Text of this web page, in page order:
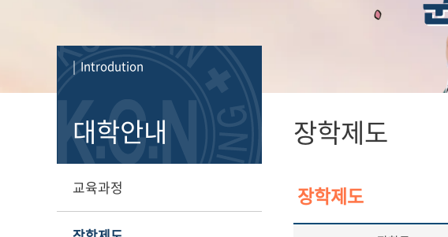
| Introdution
대학안내
교육과정
장학제도
장학제도